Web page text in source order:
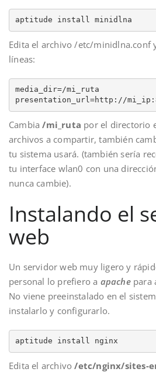
aptitude install minidlna
Edita el archivo /etc/minidlna.conf
líneas:
media_dir=/mi_ruta
presentation_url=http://
Cambia/mi_ruta por el directorio
archivos a compartir, también
tu sistema usará. (también sería
tu interface wlan0 con una
nunca cambie).
Instalando el
web
Un servidor web muy ligero y
personal lo prefiero a apachepara
No viene preeinstalado en el
instalarlo y configurarlo.
aptitude install nginx
Edita el archivo/etc/nginx/sites-